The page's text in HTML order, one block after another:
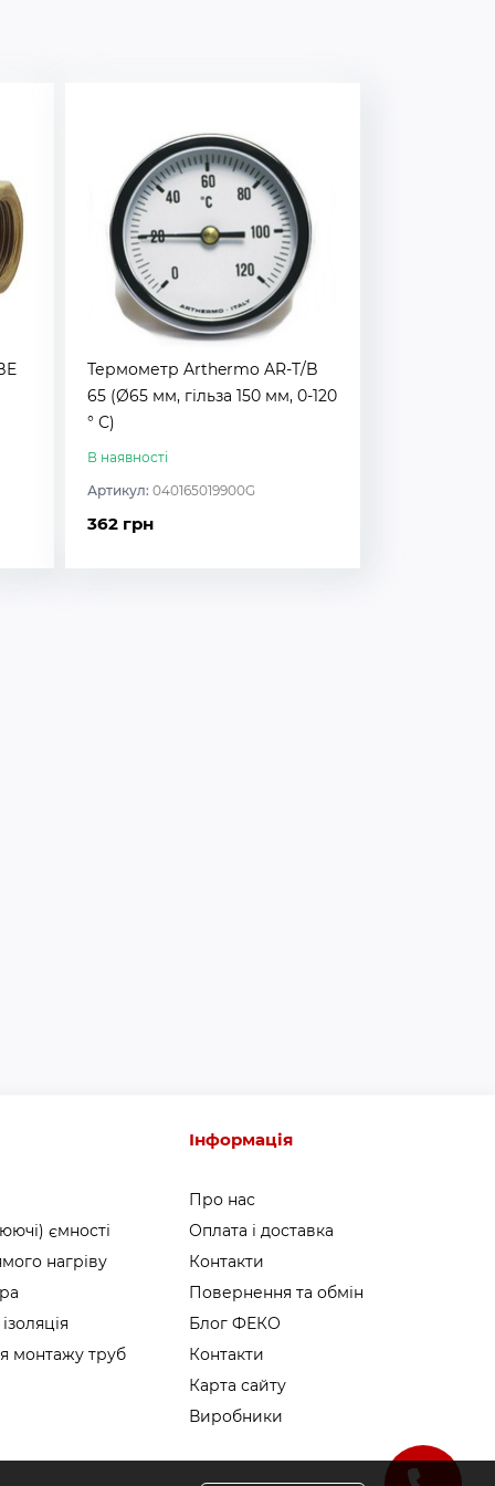
Термометр Arthermo AR-T/B
65 (Ø65 мм, гільза 150 мм, 0-120
° С)
В наявності
Артикул: 040165019900G
362 грн
ємності
нагріву
монтажу труб
Інформація
Про нас
Оплата і доставка
Контакти
Повернення та обмін
Блог ФЕКО
Контакти
Карта сайту
Виробники